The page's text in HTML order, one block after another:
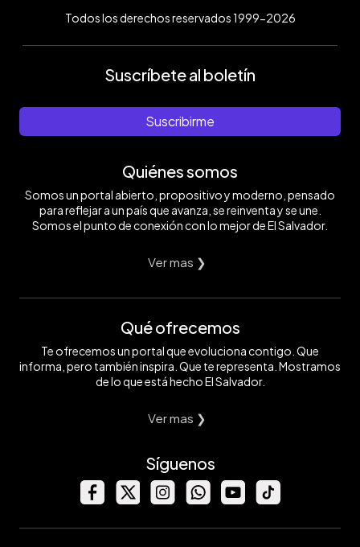
Todos los derechos reservados 1999-2026
Suscríbete al boletín
Suscribirme
Quiénes somos
Somos un portal abierto, propositivo y moderno, pensado
para reflejar a un país que avanza, se reinventa y se une.
Somos el punto de conexión con lo mejor de El Salvador.
Ver mas ❯
Qué ofrecemos
Te ofrecemos un portal que evoluciona contigo. Que
informa, pero también inspira. Que te representa. Mostramos
de lo que está hecho El Salvador.
Ver mas ❯
Síguenos